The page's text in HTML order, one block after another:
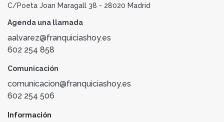
C/Poeta Joan Maragall 38 - 28020 Madrid
Agenda una llamada
aalvarez@franquiciashoy.es
602 254 858
Comunicación
comunicacion@franquiciashoy.es
602 254 506
Información